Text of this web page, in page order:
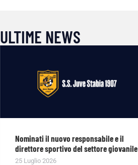
ULTIME NEWS
Nominati il nuovo responsabile e il
direttore sportivo del settore giovanile
25 Luglio 2026